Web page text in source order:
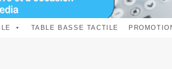
TABLE BASSE TACTILE